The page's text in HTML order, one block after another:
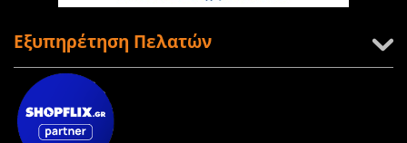
Εξυπηρέτηση Πελατών